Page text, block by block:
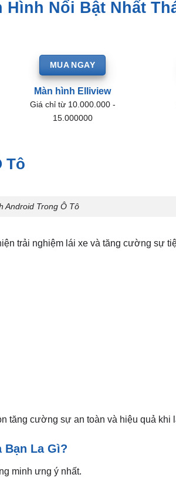
Hình Nổi Bật Nhất
MUA NGAY
Màn hình Elliview
Giá chỉ từ 10.000.000 -
15.000000
Tô
Android Trong Ô Tô
trải nghiệm lái xe và tăng cường sự
tăng cường sự an toàn và hiệu quả khi
Bạn La Gì?
minh ưng ý nhất.